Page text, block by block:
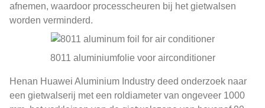
afnemen, waardoor processcheuren bij het gietwalsen
worden verminderd.
8011 aluminiumfolie voor airconditioner
Henan Huawei Aluminium Industry deed onderzoek naar
een gietwalserij met een roldiameter van ongeveer 1000